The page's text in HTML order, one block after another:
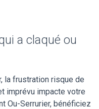
a claqué ou
la frustration risque de
imprévu impacte votre
Ou-Serrurier, bénéficiez